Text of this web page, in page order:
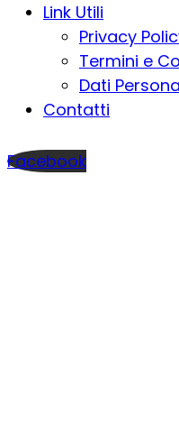
Link Utili
Privacy
Termini e
Dati
Contatti
Facebook